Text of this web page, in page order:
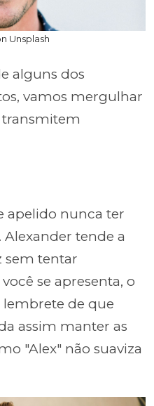
Unsplash
alguns dos
vamos mergulhar
apelido nunca ter
Alexander tende a
sem tentar
se apresenta, o
de que
assim manter as
"Alex" não suaviza